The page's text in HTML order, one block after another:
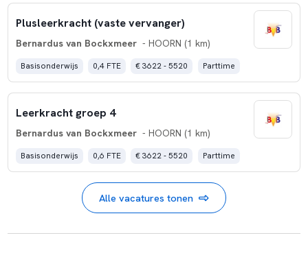
Plusleerkracht (vaste vervanger)
Bernardus van Bockxmeer - HOORN (1 km)
Basisonderwijs 0,4 FTE € 3622 - 5520 Parttime
Leerkracht groep 4
Bernardus van Bockxmeer - HOORN (1 km)
Basisonderwijs 0,6 FTE € 3622 - 5520 Parttime
Alle vacatures tonen